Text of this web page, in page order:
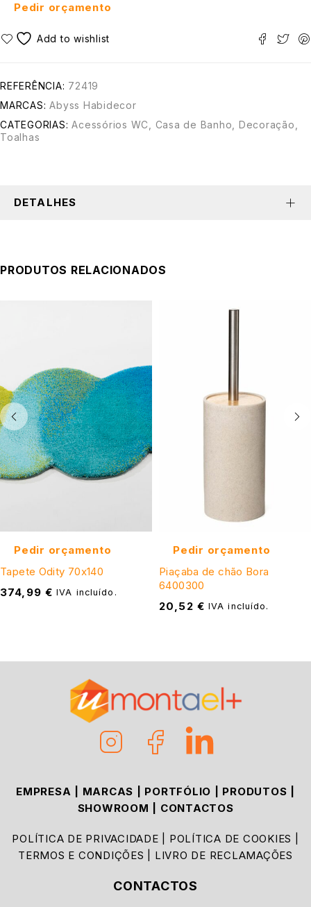
Pedir orçamento
REFERÊNCIA: 72419
MARCAS: Abyss Habidecor
CATEGORIAS: Acessórios WC Casa de Banho Decoração
Toalhas
DETALHES
PRODUTOS RELACIONADOS
Pedir orçamento
Tapete Odity 70x140
374,99 € IVA incluído.
Pedir orçamento
Piaçaba de chão Bora
6400300
20,52 € IVA incluído.
EMPRESA MARCAS PORTFÓLIO PRODUTOS
SHOWROOM
CONTACTOS
POLÍTICA DE PRIVACIDADE POLÍTICA DE COOKIES
TERMOS E CONDIÇÕES
LIVRO DE RECLAMAÇÕES
CONTACTOS